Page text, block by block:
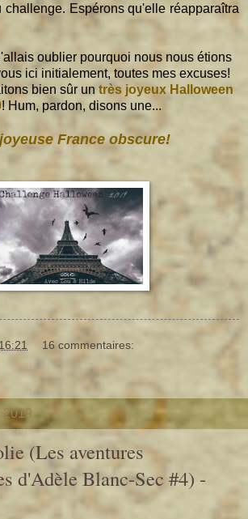
challenge. Espérons qu'elle réapparaîtra
oublier pourquoi nous nous étions
ici initialement, toutes mes excuses!
bien sûr un très joyeux Halloween
! Hum, pardon, disons une...
France obscure!
16:21 16 commentaires:
2019
(Les aventures
d'Adèle Blanc-Sec #4) -